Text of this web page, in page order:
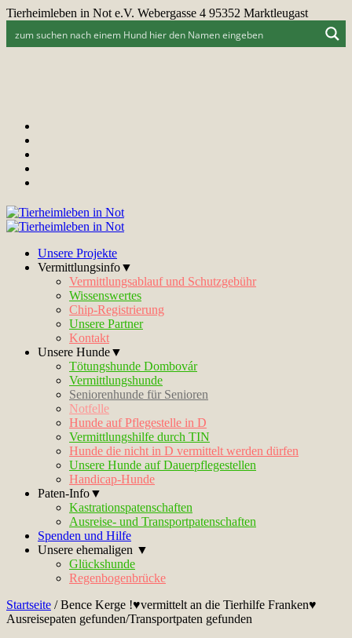
Tierheimleben in Not e.V. Webergasse 4 95352 Marktleugast
Unsere Projekte
Vermittlungsinfo▼
Vermittlungsablauf und Schutzgebühr
Wissenswertes
Chip-Registrierung
Unsere Partner
Kontakt
Unsere Hunde▼
Tötungshunde Dombovár
Vermittlungshunde
Seniorenhunde für Senioren
Notfelle
Hunde auf Pflegestelle in D
Vermittlungshilfe durch TIN
Hunde die nicht in D vermittelt werden dürfen
Unsere Hunde auf Dauerpflegestellen
Handicap-Hunde
Paten-Info▼
Kastrationspatenschaften
Ausreise- und Transportpatenschaften
Spenden und Hilfe
Unsere ehemaligen ▼
Glückshunde
Regenbogenbrücke
Startseite /Bence Kerge !♥vermittelt an die Tierhilfe Franken♥
Ausreisepaten gefunden/Transportpaten gefunden